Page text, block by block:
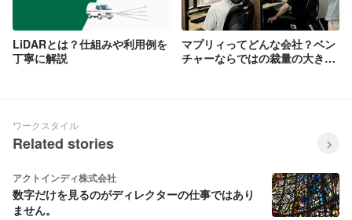
LiDARとは？仕組みや利用例を
丁寧に解説
マプリィってどんな会社？ベン
チャーならではの裁量の大きさ
ワークスタイル
Related stories
アクトインディ株式会社
数字だけを見るのがディレクターの仕事ではあり
ません。